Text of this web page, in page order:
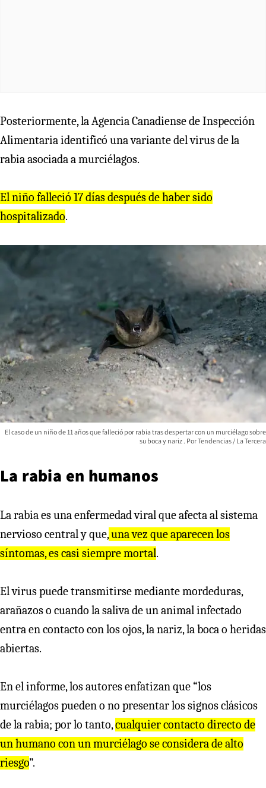
Posteriormente, la Agencia Canadiense de Inspección
Alimentaria identificó una variante del virus de la
rabia asociada a murciélagos.
El niño falleció 17 días después de haber sido
hospitalizado.
El caso de un niño de 11 años que falleció por rabia tras despertar con un murciélago sobre
su boca y nariz
Tendencias / La Tercera
La rabia en humanos
La rabia es una enfermedad viral que afecta al sistema
nervioso central y que,una vez que aparecen los
síntomas, es casi siempre mortal.
El virus puede transmitirse mediante mordeduras,
arañazos o cuando la saliva de un animal infectado
entra en contacto con los ojos, la nariz, la boca o heridas
abiertas.
En el informe, los autores enfatizan que “los
murciélagos pueden o no presentar los signos clásicos
de la rabia; por lo tanto,cualquier contacto directo de
un humano con un murciélago se considera de alto
riesgo”.